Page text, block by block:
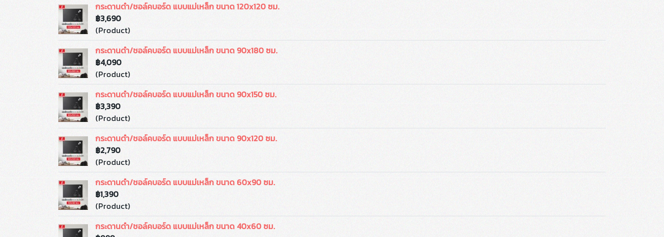
กระดานดำ/ชอล์คบอร์ด แบบแม่เหล็ก ขนาด 120x120 ซม.
฿3,690
(Product)
กระดานดำ/ชอล์คบอร์ด แบบแม่เหล็ก ขนาด 90x180 ซม.
฿4,090
(Product)
กระดานดำ/ชอล์คบอร์ด แบบแม่เหล็ก ขนาด 90x150 ซม.
฿3,390
(Product)
กระดานดำ/ชอล์คบอร์ด แบบแม่เหล็ก ขนาด 90x120 ซม.
฿2,790
(Product)
กระดานดำ/ชอล์คบอร์ด แบบแม่เหล็ก ขนาด 60x90 ซม.
฿1,390
(Product)
กระดานดำ/ชอล์คบอร์ด แบบแม่เหล็ก ขนาด 40x60 ซม.